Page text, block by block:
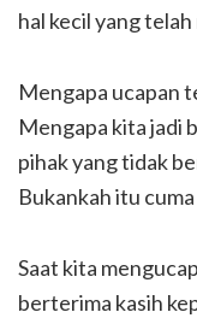
hal kecil yang
Mengapa ucapan
Mengapa kita jadi
pihak yang tidak
Bukankah itu
Saat kita
berterima kasih